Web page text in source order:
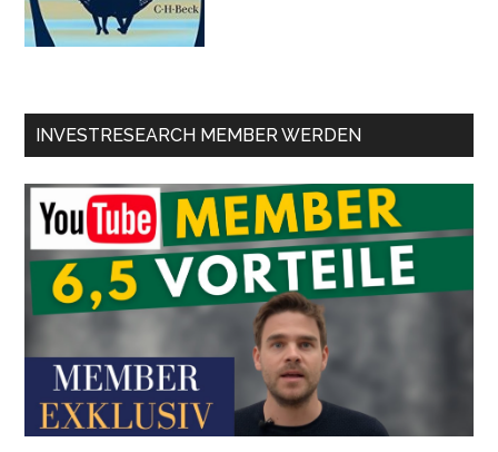
INVESTRESEARCH MEMBER WERDEN